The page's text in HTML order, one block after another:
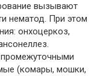
вызывают
нематод. При этом
онхоцеркоз,
промежуточными
(комары, мошки,